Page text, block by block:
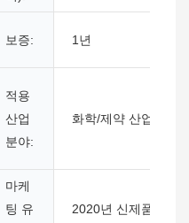
보증: 1년
적용
산업
분야:
화학/제약 산업
마케
팅 유
2020년 신제품